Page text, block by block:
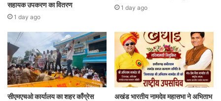
सहायक उपकरण का वितरण
1 day ago
1 day ago
सीएमएचओ कार्यालय का शहर कॉंग्रेस
अखंड भारतीय नामदेव महासभा ने अभिताभ